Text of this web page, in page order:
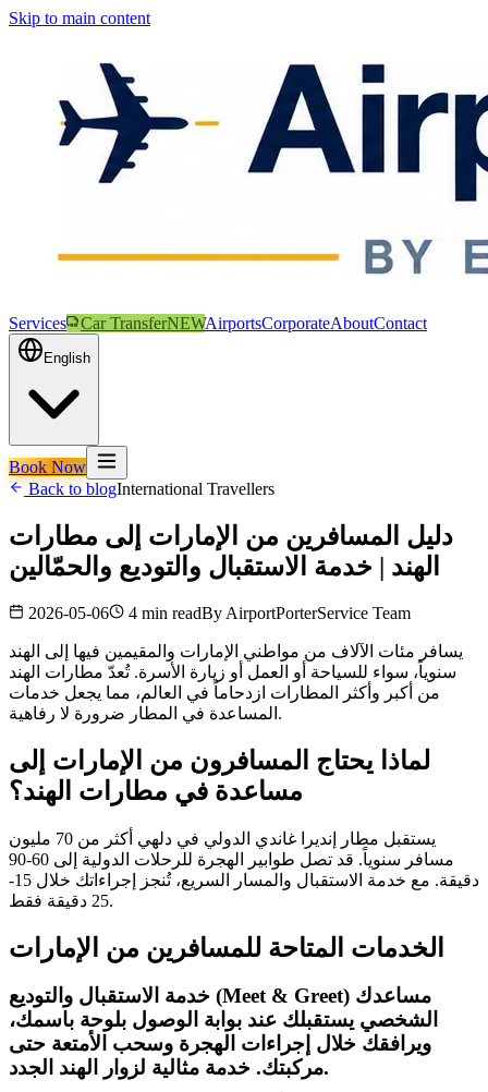
Skip to main content
Services Car TransferNEWAirportsCorporateAboutContact
English
Book Now
Back to blogInternational Travellers
دليل المسافرين من الإمارات إلى مطارات
الهند | خدمة الاستقبال والتوديع والحمّالين
2026-05-06 4 min readBy AirportPorterService Team
يسافر مئات الآلاف من مواطني الإمارات والمقيمين فيها إلى الهند
سنوياً، سواء للسياحة أو العمل أو زيارة الأسرة. تُعدّ مطارات الهند
من أكبر وأكثر المطارات ازدحاماً في العالم، مما يجعل خدمات
المساعدة في المطار ضرورة لا رفاهية.
لماذا يحتاج المسافرون من الإمارات إلى
مساعدة في مطارات الهند؟
يستقبل مطار إنديرا غاندي الدولي في دلهي أكثر من 70 مليون
مسافر سنوياً. قد تصل طوابير الهجرة للرحلات الدولية إلى 60-90
دقيقة. مع خدمة الاستقبال والمسار السريع، تُنجز إجراءاتك خلال 15-
25 دقيقة فقط.
الخدمات المتاحة للمسافرين من الإمارات
خدمة الاستقبال والتوديع (Meet & Greet) مساعدك
الشخصي يستقبلك عند بوابة الوصول بلوحة باسمك،
ويرافقك خلال إجراءات الهجرة وسحب الأمتعة حتى
مركبتك. خدمة مثالية لزوار الهند الجدد.